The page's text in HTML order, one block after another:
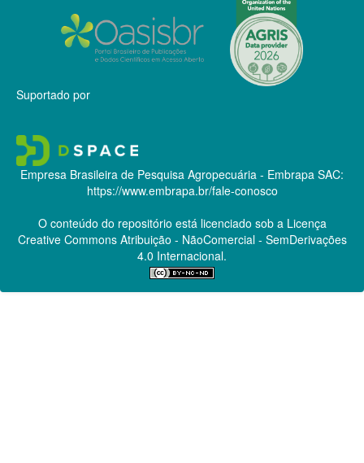
Suportado por
Empresa Brasileira de Pesquisa Agropecuária - Embrapa SAC:
https://www.embrapa.br/fale-conosco
O conteúdo do repositório está licenciado sob a Licença
Creative CommonsAtribuição - NãoComercial - SemDerivações
4.0 Internacional.